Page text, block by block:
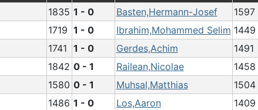
1835 1 - 0 Basten,Hermann-Josef
1597
1719 1 - 0 Ibrahim,Mohammed Selim 1449
1741 1 - 0 Gerdes,Achim
1491
1842 0 - 1 Railean,Nicolae
1458
1580 0 - 1 Muhsal,Matthias
1504
1486 1 - 0 Los,Aaron 1409